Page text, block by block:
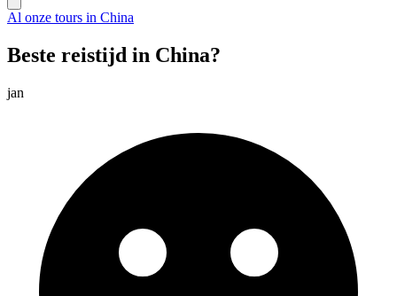
Al onze tours in China
Beste reistijd in China?
jan